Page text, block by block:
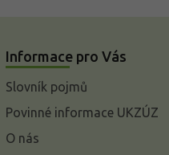
Informace pro Vás
Slovník pojmů
Povinné informace UKZÚZ
O nás